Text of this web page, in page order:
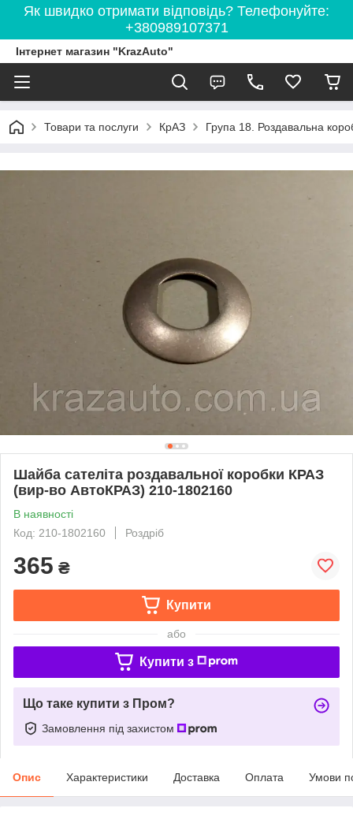
Як швидко отримати відповідь? Телефонуйте:
+380989107371
Інтернет магазин "KrazAuto"
Товари та послуги КрАЗ Група 18. Роздавальна
Шайба сателіта роздавальної коробки КРАЗ
(вир-во АвтоКРАЗ) 210-1802160
В наявності
Код: 210-1802160
Роздріб
365 ₴
Купити
або
Купити з
Що таке купити з Пром?
Замовлення під захистом
Опис Характеристики Доставка Оплата Умови